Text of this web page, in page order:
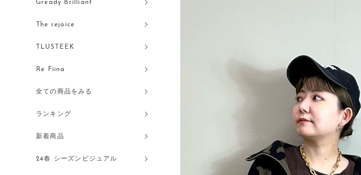
Gready Brilliant
The rejoice
TLUSTEEK
Re Fiina
全ての商品をみる
ランキング
新着商品
24春 シーズンビジュアル